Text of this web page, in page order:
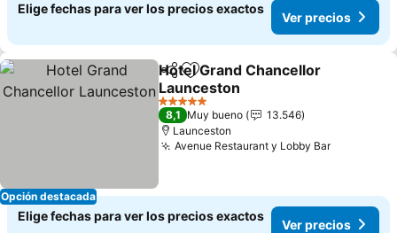
Elige fechas para ver los precios exactos
Ver precios
Opción destacada
CompartirAgregar a favoritos
Hotel Grand Chancellor
Launceston
Ver precios
5 Estrellas
8,1 Muy bueno
13.546
Launceston
Avenue Restaurant y Lobby BarVer
Elige fechas para ver los precios exactos
Ver precios